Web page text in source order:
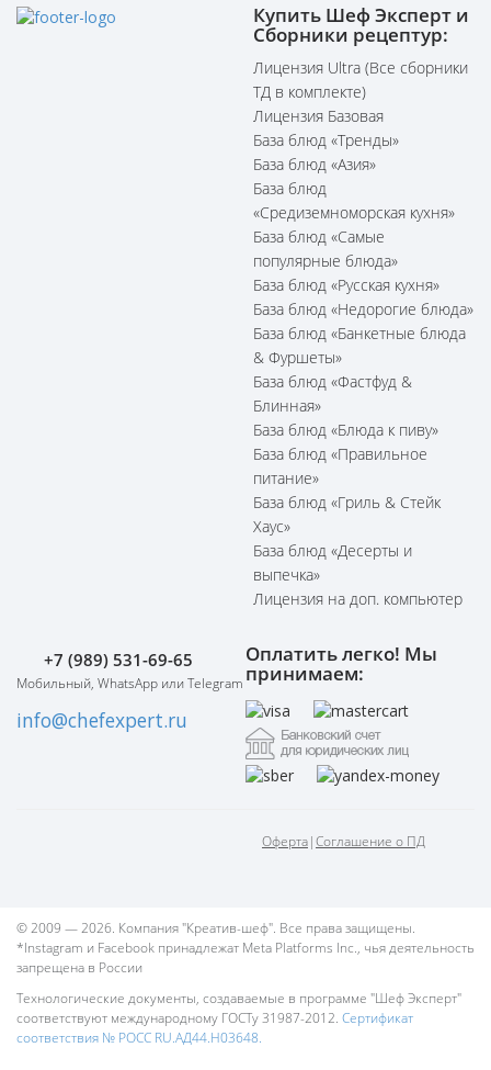
Купить Шеф Эксперт и
Сборники рецептур:
Лицензия Ultra (Все сборники
ТД в комплекте)
Лицензия Базовая
База блюд «Тренды»
База блюд «Азия»
База блюд
«Средиземноморская кухня»
База блюд «Самые
популярные блюда»
База блюд «Русская кухня»
База блюд «Недорогие блюда»
База блюд «Банкетные блюда
& Фуршеты»
База блюд «Фастфуд &
Блинная»
База блюд «Блюда к пиву»
База блюд «Правильное
питание»
База блюд «Гриль & Стейк
Хаус»
База блюд «Десерты и
выпечка»
Лицензия на доп. компьютер
+7 (989) 531-69-65
Мобильный, WhatsApp или Telegram
info@chefexpert.ru
Оплатить легко! Мы
принимаем:
Оферта|Соглашение о ПД
© 2009 — 2026. Компания "Креатив-шеф". Все права защищены.
*Instagram и Facebook принадлежат Meta Platforms Inc., чья деятельность
запрещена в России
Технологические документы, создаваемые в программе "Шеф Эксперт"
соответствуют международному ГОСТу 31987-2012. Сертификат
соответствия № РОСС RU.АД44.Н03648.